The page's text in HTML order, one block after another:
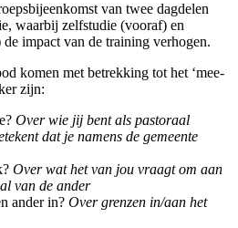
van twee dagdelen
waarbij zelfstudie (vooraf) en
impact van de training verhogen.
komen met betrekking tot het ‘mee-
zijn:
Over wie jij bent als pastoraal
dat je namens de gemeente
Over wat het van jou vraagt om aan
van de ander
ander in? Over grenzen in/aan het